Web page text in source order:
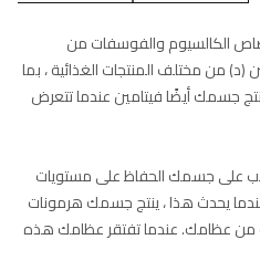
الكالسيوم والفوسفات من
من مختلف المنتجات الغذائية ، بما
جسمك أيضًا فيتامين عندما تتعرض
على جسمك الحفاظ على مستويات
يحدث هذا ، ينتج جسمك هرمونات
من عظامك. عندما تفتقر عظامك هذه